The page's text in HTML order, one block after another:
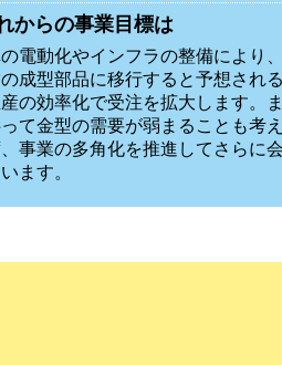
からの事業目標は
電動化やインフラの整備により
成型部品に移行すると予想され
産の効率化で受注を拡大します。
て金型の需要が弱まることも考
事業の多角化を推進してさらに
ます。